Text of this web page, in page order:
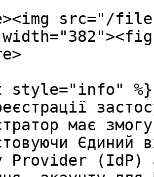
src="/files/
style="info" %}
має
Єдиний
(IdP) а